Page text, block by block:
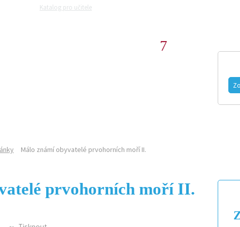
Katalog pro učitele
Málo známí obyvatelé prvohorních moří II.
prvohorních moří II.